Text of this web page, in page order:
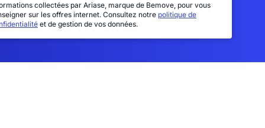
collectées par Ariase, marque de Bemove, pour vous
sur les offres internet. Consultez notre politique de
et de gestion de vos données.